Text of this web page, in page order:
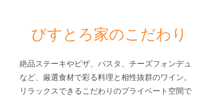
びすとろ家のこだわり
絶品ステーキやピザ、パスタ、チーズフォンデュ
など、厳選食材で彩る料理と相性抜群のワイン。
リラックスできるこだわりのプライベート空間で